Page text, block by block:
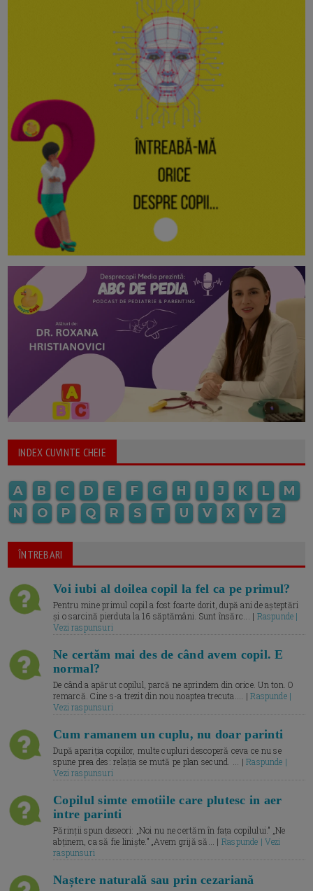
INDEX CUVINTE CHEIE
A B C D E F G H I J K L
M
N
O P Q R S T U V X Y Z
ÎNTREBARI
Voi iubi al doilea copil la fel ca pe primul?
Pentru mine primul copil a fost foarte dorit, după ani de așteptări
și o sarcină pierduta la 16 săptămâni. Sunt însărc... | Raspunde |
Vezi raspunsuri
Ne certăm mai des de când avem copil. E
normal?
De când a apărut copilul, parcă ne aprindem din orice. Un ton. O
remarcă. Cine s-a trezit din nou noaptea trecuta.... |Raspunde |
Vezi raspunsuri
Cum ramanem un cuplu, nu doar parinti
După apariția copiilor, multe cupluri descoperă ceva ce nu se
spune prea des: relația se mută pe plan secund. ... |Raspunde |
Vezi raspunsuri
Copilul simte emotiile care plutesc in aer
intre parinti
Părinții spun deseori: „Noi nu ne certăm în fața copilului.” „Ne
abținem, ca să fie liniște.” „Avem grijă să... | Raspunde | Vezi
raspunsuri
Naștere naturală sau prin cezariană